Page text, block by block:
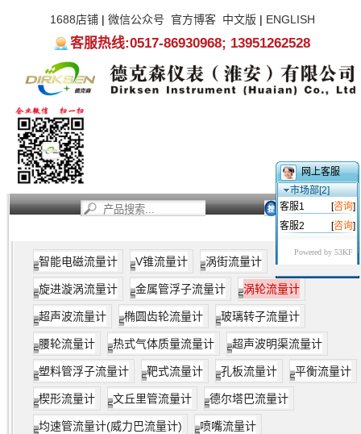
1688店铺| 微信公众号 官方博客 中文版 | ENGLISH
客服热线:0517-86930968; 13951262528
智能电磁流量计 V锥流量计 涡街流量计
旋进漩涡流量计 金属管浮子流量计 涡轮流量计
超声波流量计 椭圆齿轮流量计 玻璃转子流量计
腰轮流量计 热式气体质量流量计 超声波明渠流量计
塑料管浮子流量计 靶式流量计 孔板流量计 平衡流量计
楔形流量计 文丘里管流量计 德尔塔巴流量计
均速管流量计(威力巴流量计) 喷嘴流量计
网上客服
市场部[2]
客服1
[咨询]
客服2
[咨询]
Powered by 53KF